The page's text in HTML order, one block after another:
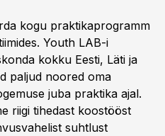
kogu praktikaprogramm
Youth LAB-i
kokku Eesti, Läti ja
paljud noored oma
juba praktika ajal.
riigi tihedast koostööst
suhtlust